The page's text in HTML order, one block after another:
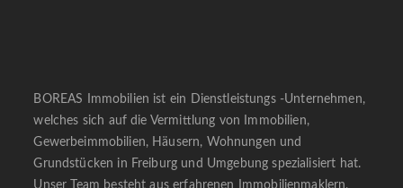
BOREAS Immobilien ist ein Dienstleistungs -Unternehmen,
welches sich auf die Vermittlung von Immobilien,
Gewerbeimmobilien, Häusern, Wohnungen und
Grundstücken in Freiburg und Umgebung spezialisiert hat.
Unser Team besteht aus erfahrenen Immobilienmaklern,